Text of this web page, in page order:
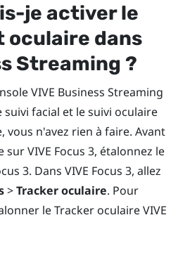
je activer le
oculaire dans
Streaming ?
VIVE Business Streaming
facial et le suivi oculaire
vous n'avez rien à faire. Avant
surVIVE Focus 3, étalonnez le
3. Dans VIVE Focus 3, allez
>Tracker oculaire. Pour
leTracker oculaire VIVE